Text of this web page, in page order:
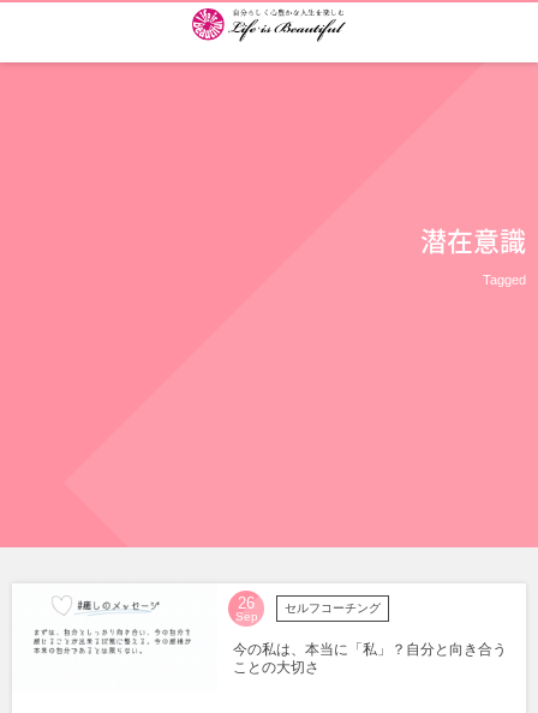
潜在意識
Tagged
26
Sep
セルフコーチング
今の私は、本当に「私」？自分と向き合う
ことの大切さ